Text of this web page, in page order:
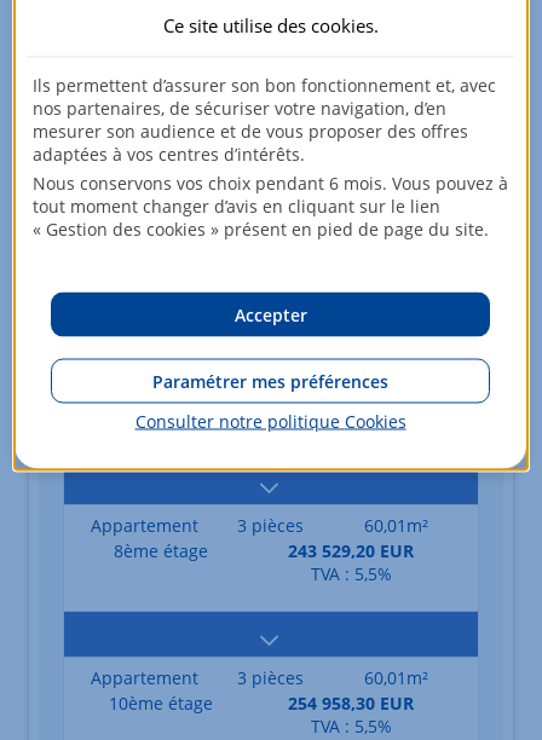
6ème étage
176 712,50 EUR
TVA : 5,5%
Appartement 3 pièces
59,73m²
232 979,20 EUR
Appartement 3 pièces
59,73m²
7ème étage
235 616,70 EUR
TVA : 5,5%
Appartement 3 pièces
60,01m²
8ème étage
243 529,20 EUR
TVA : 5,5%
Appartement 3 pièces
60,01m²
10ème étage
254 958,30 EUR
TVA : 5,5%
Ce site utilise des cookies.
Ils permettent d’assurer son bon fonctionnement et, avec
nos partenaires, de sécuriser votre navigation, d’en
mesurer son audience et de vous proposer des offres
adaptées à vos centres d’intérêts.
Nous conservons vos choix pendant 6 mois. Vous pouvez à
tout moment changer d’avis en cliquant sur le lien
« Gestion des cookies » présent en pied de page du site.
Accepter
Paramétrer mes préférences
Consulter notre politique Cookies